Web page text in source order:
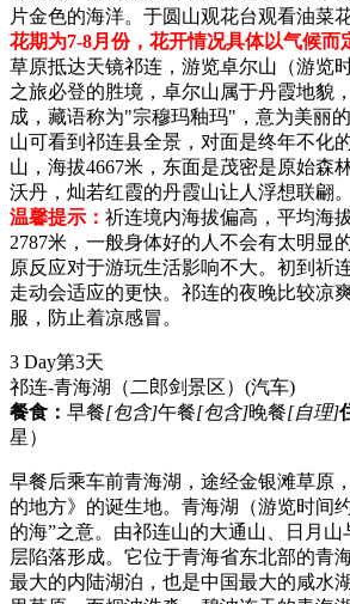
片金色的海洋。于圆山观花台观看油菜
花期为7-8月份，花开情况具体以气候而
草原抵达天镜祁连，游览卓尔山（游览
之旅必登的胜境，卓尔山属于丹霞地貌
成，藏语称为"宗穆玛釉玛"，意为美丽
山可看到祁连县全景，对面是终年不化
山，海拔4667米，东面是茂密是原始森
沃丹，灿若红霞的丹霞山让人浮想联翩
温馨提示： 祈连境内海拔偏高，平均海
2787米，一般身体好的人不会有太明显
原反应对于游玩生活影响不大。初到祈
走动会适应的更快。祁连的夜晚比较凉
服，防止着凉感冒。
3 Day第3天
祁连-青海湖（二郎剑景区） (汽车)
餐食： 早餐[包含]午餐[包含]晚餐[自理]
星）
早餐后乘车前青海湖，途经金银滩草原
的地方》的诞生地。青海湖（游览时间
的海”之意。由祁连山的大通山、日月
层陷落形成。它位于青海省东北部的青
最大的内陆湖泊，也是中国最大的咸水